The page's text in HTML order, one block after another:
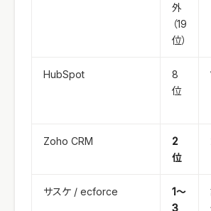
外
（19
位）
HubSpot
8
位
Zoho CRM
2
位
サスケ / ecforce
1〜
3